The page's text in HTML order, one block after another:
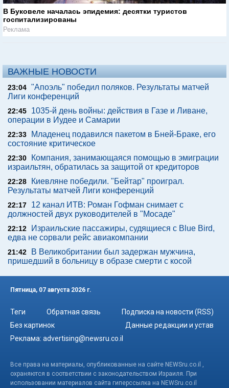
В Буковеле началась эпидемия: десятки туристов
госпитализированы
Реклама
ВАЖНЫЕ НОВОСТИ
23:04 "Апоэль" победил поляков. Результаты матчей
Лиги конференций
22:45
1035-й день войны: действия в Газе и Ливане,
операции в Иудее и Самарии
22:33
Младенец подавился пакетом в Бней-Браке, его
состояние критическое
22:30
Компания, занимающаяся помощью в эмиграции
израильтян, обратилась за защитой от кредиторов
22:28
Киевляне победили. "Бейтар" проиграл.
Результаты матчей Лиги конференций
22:17
12 канал ИТВ: Роман Гофман снимает с
должностей двух руководителей в "Мосаде"
22:12
Израильские пассажиры, судящиеся с Blue Bird,
едва не сорвали рейс авиакомпании
21:42
В Великобритании был задержан мужчина,
пришедший в больницу в образе смерти с косой
Пятница, 07 августа 2026 г.
Теги Обратная связь
Подписка на новости (RSS)
Без картинок
Данные редакции и устав
Реклама: advertising@newsru.co.il
Все права на материалы, опубликованные на сайте NEWSru.co.il ,
охраняются в соответствии с законодательством Израиля. При
использовании материалов сайта гиперссылка на NEWSru.co.il